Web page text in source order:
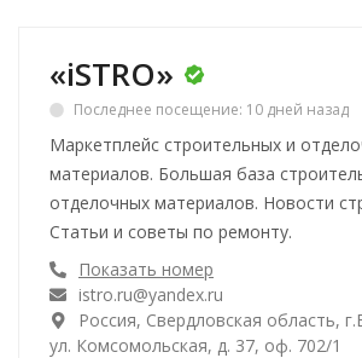
«iSTRO»
Последнее посещение: 10 дней назад
Маркетплейс строительных и
материалов. Большая база
отделочных материалов. Новости
Статьи и советы по ремонту.
Показать номер
istro.ru@yandex.ru
Россия, Свердловская область,
ул. Комсомольская, д. 37, оф. 702/1